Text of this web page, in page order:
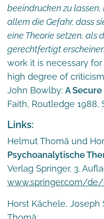
beeindrucken zu
allem die Gefahr, dass
eine Theorie setzen, als
gerechtfertigt
work it is necessary
high degree of
John Bowlby: A Secure
Faith, Routledge 1988,
Links:
Helmut Thomä und
Psychoanalytische
Verlag Springer, 3.
www.springer.com/
Horst Kächele, Joseph